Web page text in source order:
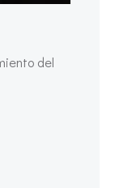
del